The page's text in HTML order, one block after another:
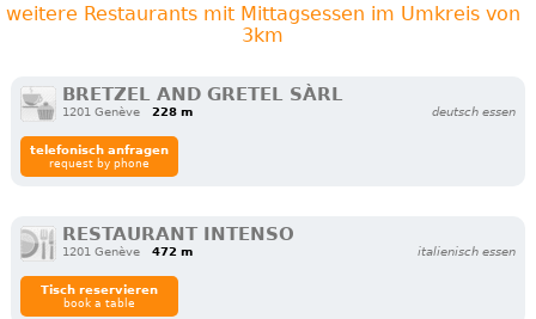
weitere Restaurants mit Mittagsessen im Umkreis von
3km
BRETZEL AND GRETEL SÀRL
1201 Genève 228 m deutsch essen
telefonisch anfragen
request by phone
RESTAURANT INTENSO
1201 Genève 472 m italienisch essen
Tisch reservieren
book a table